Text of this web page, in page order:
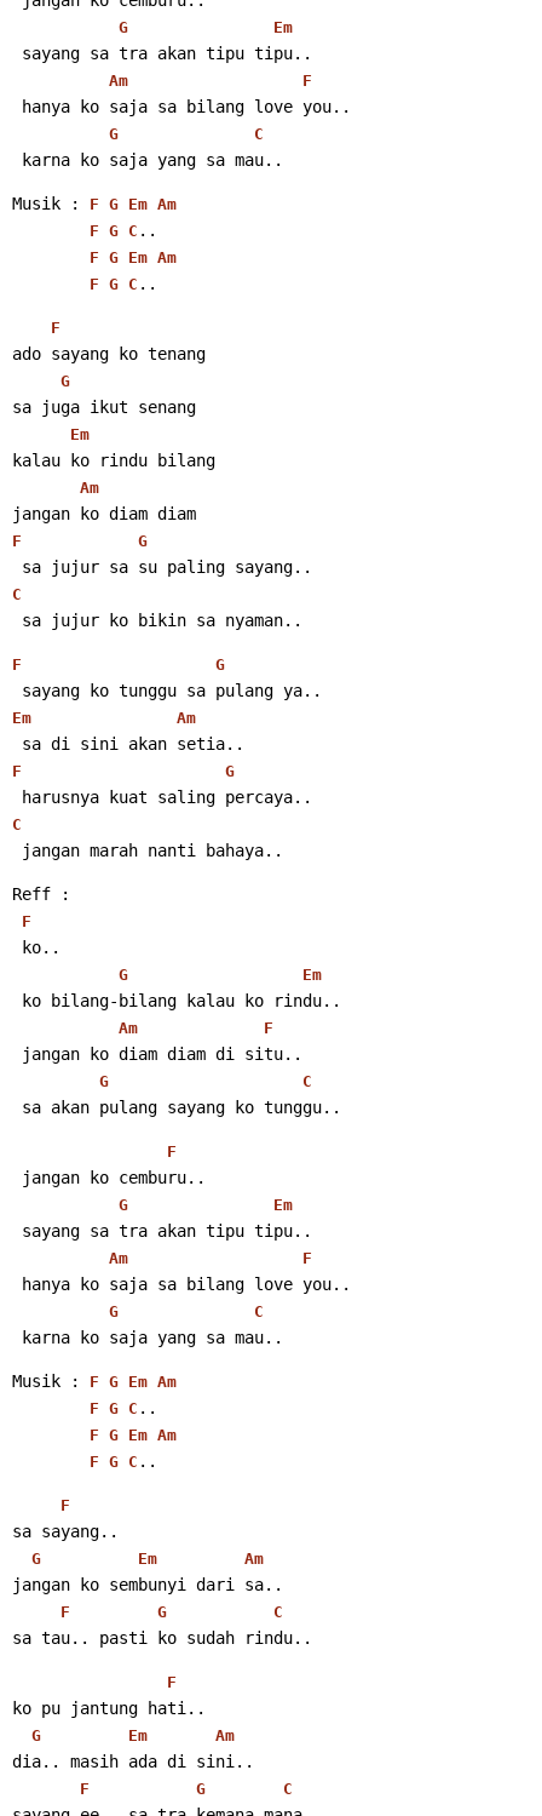
G Em
sayang sa tra akan tipu tipu..
Am F
hanya ko saja sa bilang love you..
G C
karna ko saja yang sa mau..
Musik : F G Em Am
F G C ..
F G Em Am
F G C ..
F
ado sayang ko tenang
G
sa juga ikut senang
Em
kalau ko rindu bilang
Am
jangan ko diam diam
F G
sa jujur sa su paling sayang..
C
sa jujur ko bikin sa nyaman..
F G
sayang ko tunggu sa pulang ya..
Em Am
sa di sini akan setia..
F G
harusnya kuat saling percaya..
C
jangan marah nanti bahaya..
Reff :
F
ko..
G Em
ko bilang-bilang kalau ko rindu..
Am F
jangan ko diam diam di situ..
G C
sa akan pulang sayang ko tunggu..
F
jangan ko cemburu..
G Em
sayang sa tra akan tipu tipu..
Am F
hanya ko saja sa bilang love you..
G C
karna ko saja yang sa mau..
Musik : F G Em Am
F G C ..
F G Em Am
F G C ..
F
sa sayang..
G Em Am
jangan ko sembunyi dari sa..
F G C
sa tau.. pasti ko sudah rindu..
F
ko pu jantung hati..
G Em Am
dia.. masih ada di sini..
F G C